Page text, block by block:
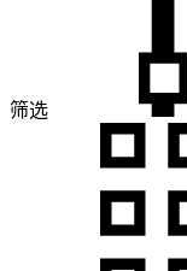
筛选